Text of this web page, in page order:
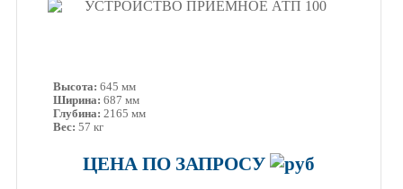
Высота: 645 мм
Ширина: 687 мм
Глубина: 2165 мм
Вес: 57 кг
ЦЕНА ПО ЗАПРОСУ